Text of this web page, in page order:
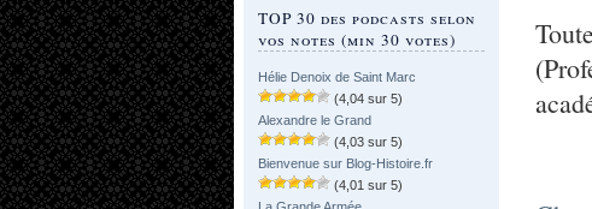
TOP 30 des podcasts selon
vos notes (min 30 votes)
Hélie Denoix de Saint Marc
(4,04 sur 5)
Alexandre le Grand
(4,03 sur 5)
Bienvenue sur Blog-Histoire.fr
(4,01 sur 5)